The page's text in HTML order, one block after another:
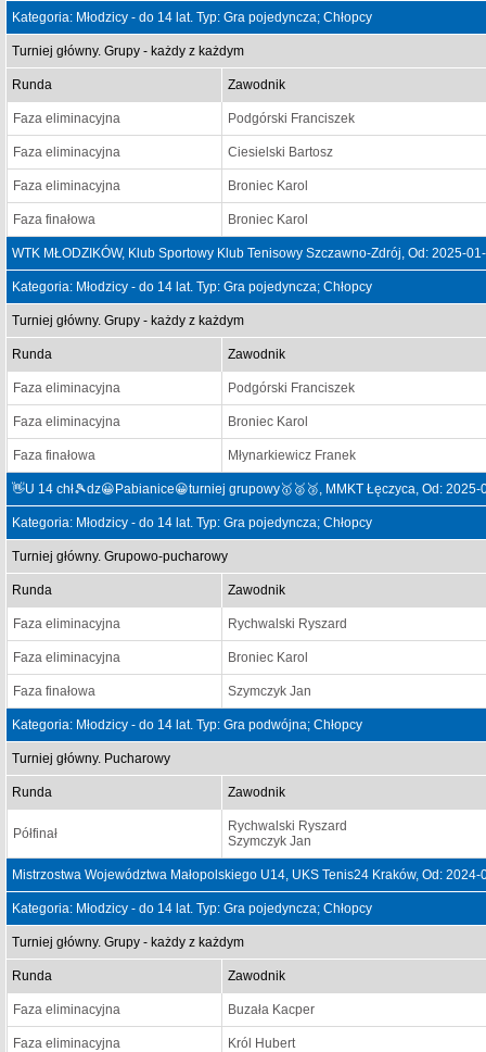
Kategoria: Młodzicy - do 14 lat. Typ: Gra pojedyncza; Chłopcy
Turniej główny. Grupy - każdy z każdym
Runda Zawodnik
Faza eliminacyjna Podgórski Franciszek
Faza eliminacyjna Ciesielski Bartosz
Faza eliminacyjna Broniec Karol
Faza finałowa Broniec Karol
WTK MŁODZIKÓW, Klub Sportowy Klub Tenisowy Szczawno-Zdrój, Od: 2025-
Kategoria: Młodzicy - do 14 lat. Typ: Gra pojedyncza; Chłopcy
Turniej główny. Grupy - każdy z każdym
Runda Zawodnik
Faza eliminacyjna Podgórski Franciszek
Faza eliminacyjna Broniec Karol
Faza finałowa Młynarkiewicz Franek
👋U 14 chł🎾dz😀Pabianice😀turniej grupowy🥇🥈🥉, MMKT Łęczyca, Od:
Kategoria: Młodzicy - do 14 lat. Typ: Gra pojedyncza; Chłopcy
Turniej główny. Grupowo-pucharowy
Runda Zawodnik
Faza eliminacyjna Rychwalski Ryszard
Faza eliminacyjna Broniec Karol
Faza finałowa Szymczyk Jan
Kategoria: Młodzicy - do 14 lat. Typ: Gra podwójna; Chłopcy
Turniej główny. Pucharowy
Runda Zawodnik
Półfinał
Rychwalski Ryszard
Szymczyk Jan
Mistrzostwa Województwa Małopolskiego U14, UKS Tenis24 Kraków, Od:
Kategoria: Młodzicy - do 14 lat. Typ: Gra pojedyncza; Chłopcy
Turniej główny. Grupy - każdy z każdym
Runda Zawodnik
Faza eliminacyjna Buzała Kacper
Faza eliminacyjna Król Hubert